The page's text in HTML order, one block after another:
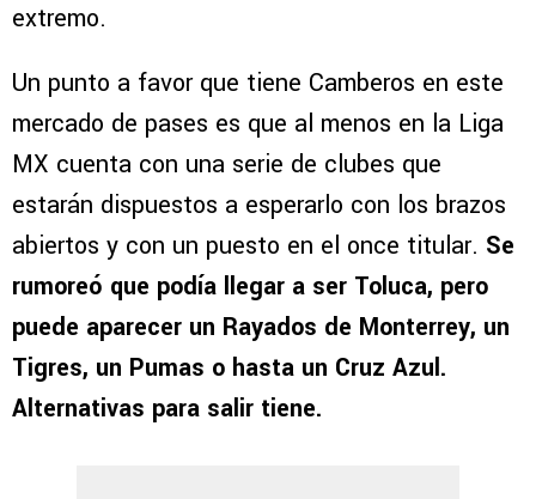
extremo.
Un punto a favor que tiene Camberos en este
mercado de pases es que al menos en la Liga
MX cuenta con una serie de clubes que
estarán dispuestos a esperarlo con los brazos
abiertos y con un puesto en el once titular. Se
rumoreó que podía llegar a ser Toluca, pero
puede aparecer un Rayados de Monterrey, un
Tigres, un Pumas o hasta un Cruz Azul.
Alternativas para salir tiene.